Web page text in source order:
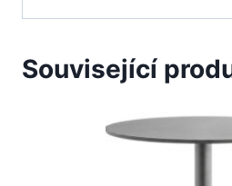
Související